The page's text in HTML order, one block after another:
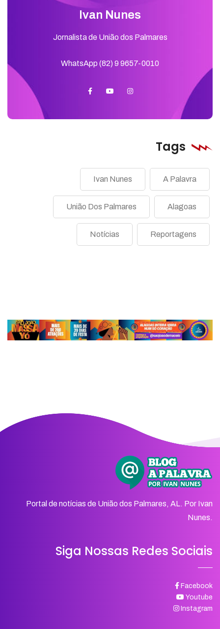
Ivan Nunes
Jornalista de União dos Palmares
WhatsApp (82) 9 9657-0010
Tags
Ivan Nunes A Palavra
União Dos Palmares Alagoas
Notícias Reportagens
Portal de notícias de União dos Palmares, AL. Por Ivan
Nunes.
Siga Nossas Redes Sociais
Facebook
Youtube
Instagram